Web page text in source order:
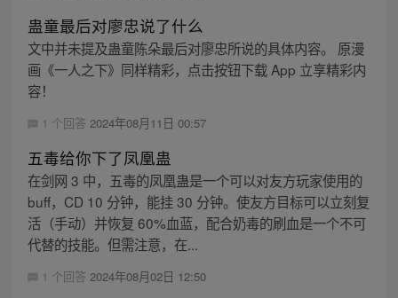
蛊童最后对廖忠说了什么
文中并未提及蛊童陈朵最后对廖忠所说的具体内容。 原漫
画《一人之下》同样精彩，点击按钮下载 App 立享精彩内
容！
1 个回答 2024年08月11日 00:57
五毒给你下了凤凰蛊
在剑网 3 中，五毒的凤凰蛊是一个可以对友方玩家使用的
buff，CD 10 分钟，能挂 30 分钟。使友方目标可以立刻复
活（手动）并恢复 60%血蓝，配合奶毒的刷血是一个不可
代替的技能。但需注意，在...
1 个回答 2024年08月02日 12:50